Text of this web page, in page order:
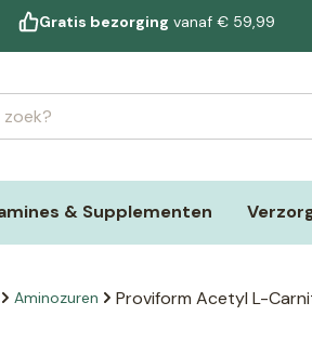
Gratis bezorging vanaf € 59,99
& Supplementen
Aminozuren Proviform Acetyl L-